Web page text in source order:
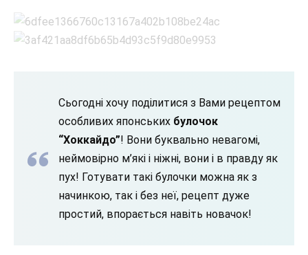
Сьогодні хочу поділитися з Вами рецептом
особливих японських булочок
“Хоккайдо”! Вони буквально невагомі,
неймовірно м’які і ніжні, вони і в правду як
пух! Готувати такі булочки можна як з
начинкою, так і без неї, рецепт дуже
простий, впорається навіть новачок!